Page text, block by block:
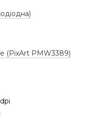
(PixArt PMW3389)